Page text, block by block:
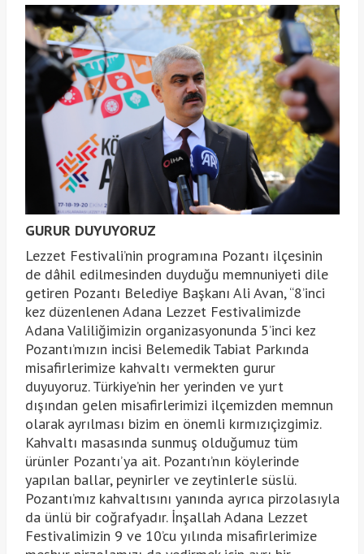
GURUR DUYUYORUZ
Lezzet Festivali’nin programına Pozantı ilçesinin
de dâhil edilmesinden duyduğu memnuniyeti dile
getiren Pozantı Belediye Başkanı Ali Avan, “8’inci
kez düzenlenen Adana Lezzet Festivalimizde
Adana Valiliğimizin organizasyonunda 5’inci kez
Pozantı’mızın incisi Belemedik Tabiat Parkında
misafirlerimize kahvaltı vermekten gurur
duyuyoruz. Türkiye’nin her yerinden ve yurt
dışından gelen misafirlerimizi ilçemizden memnun
olarak ayrılması bizim en önemli kırmızıçizgimiz.
Kahvaltı masasında sunmuş olduğumuz tüm
ürünler Pozantı’ya ait. Pozantı’nın köylerinde
yapılan ballar, peynirler ve zeytinlerle süslü.
Pozantı’mız kahvaltısını yanında ayrıca pirzolasıyla
da ünlü bir coğrafyadır. İnşallah Adana Lezzet
Festivalimizin 9 ve 10’cu yılında misafirlerimize